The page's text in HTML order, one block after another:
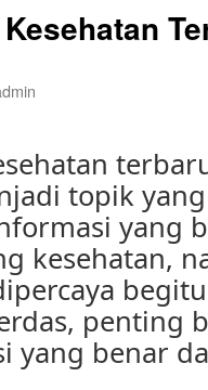
topik
yang
kesehatan,
penting
yang benar